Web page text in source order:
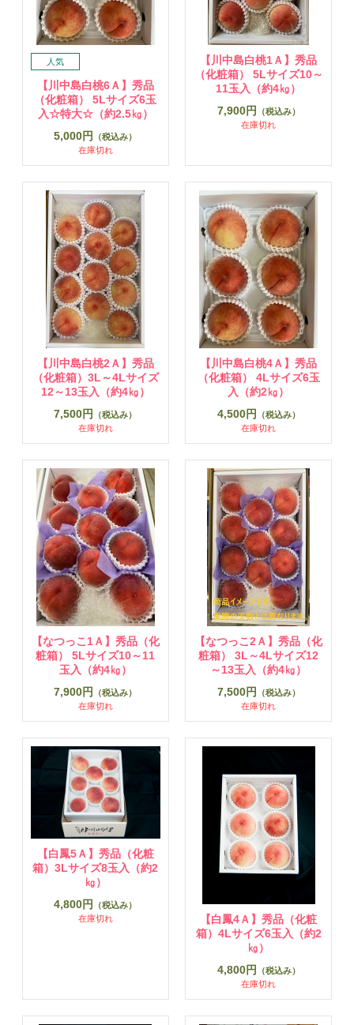
【川中島白桃6Ａ】秀品
（化粧箱） 5Lサイズ6玉
入☆特大☆（約2.5㎏）
5,000円
（税込み）
在庫切れ
【川中島白桃1Ａ】秀品
（化粧箱） 5Lサイズ10～
11玉入（約4㎏）
7,900円
（税込み）
在庫切れ
【川中島白桃2Ａ】秀品
（化粧箱）3L～4Lサイズ
12～13玉入（約4㎏）
7,500円
（税込み）
在庫切れ
【川中島白桃4Ａ】秀品
（化粧箱） 4Lサイズ6玉
入（約2㎏）
4,500円
（税込み）
在庫切れ
【なつっこ1Ａ】秀品（化
粧箱） 5Lサイズ10～11
玉入（約4㎏）
7,900円
（税込み）
在庫切れ
【なつっこ2Ａ】秀品（化
粧箱） 3L～4Lサイズ12
～13玉入（約4㎏）
7,500円
（税込み）
在庫切れ
【白鳳5Ａ】秀品（化粧
箱）3Lサイズ8玉入（約2
㎏）
4,800円
（税込み）
在庫切れ
【白鳳4Ａ】秀品（化粧
箱）4Lサイズ6玉入（約2
㎏）
4,800円
（税込み）
在庫切れ